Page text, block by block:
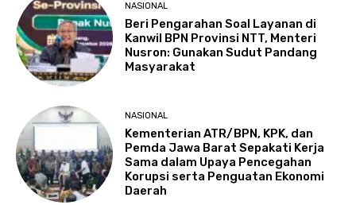
NASIONAL
Beri Pengarahan Soal Layanan di
Kanwil BPN Provinsi NTT, Menteri
Nusron: Gunakan Sudut Pandang
Masyarakat
NASIONAL
Kementerian ATR/BPN, KPK, dan
Pemda Jawa Barat Sepakati Kerja
Sama dalam Upaya Pencegahan
Korupsi serta Penguatan Ekonomi
Daerah